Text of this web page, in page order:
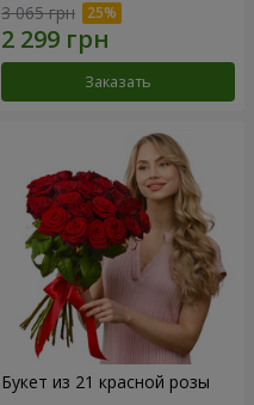
3 065 грн
Заказать
Букет из 21 красной розы